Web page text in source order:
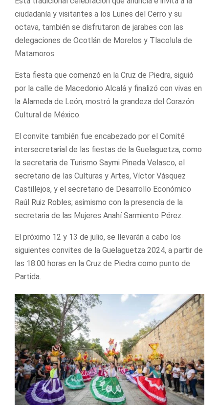
ciudadanía y visitantes a los Lunes del Cerro y su
octava, también se disfrutaron de jarabes con las
delegaciones de Ocotlán de Morelos y Tlacolula de
Matamoros.
Esta fiesta que comenzó en la Cruz de Piedra, siguió
por la calle de Macedonio Alcalá y finalizó con vivas en
la Alameda de León, mostró la grandeza del Corazón
Cultural de México.
El convite también fue encabezado por el Comité
intersecretarial de las fiestas de la Guelaguetza, como
la secretaria de Turismo Saymi Pineda Velasco, el
secretario de las Culturas y Artes, Víctor Vásquez
Castillejos, y el secretario de Desarrollo Económico
Raúl Ruiz Robles; asimismo con la presencia de la
secretaria de las Mujeres Anahí Sarmiento Pérez.
El próximo 12 y 13 de julio, se llevarán a cabo los
siguientes convites de la Guelaguetza 2024, a partir de
las 18:00 horas en la Cruz de Piedra como punto de
Partida.